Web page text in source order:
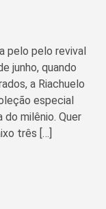
pelo pelo revival
junho, quando
a Riachuelo
especial
milênio. Quer
três […]